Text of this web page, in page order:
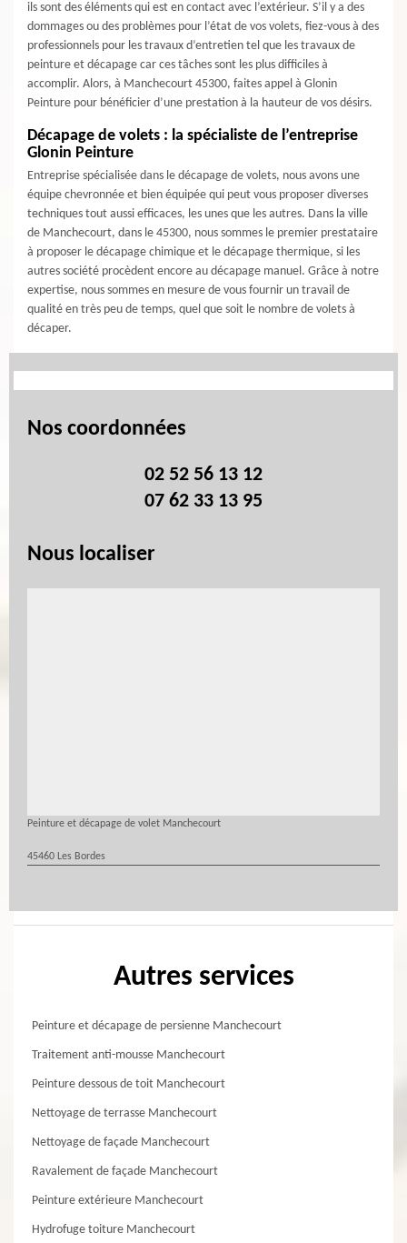
ils sont des éléments qui est en contact avec l’extérieur. S’il y a des
dommages ou des problèmes pour l’état de vos volets, fiez-vous à des
professionnels pour les travaux d’entretien tel que les travaux de
peinture et décapage car ces tâches sont les plus difficiles à
accomplir. Alors, à Manchecourt 45300, faites appel à Glonin
Peinture pour bénéficier d’une prestation à la hauteur de vos désirs.
Décapage de volets : la spécialiste de l’entreprise
Glonin Peinture
Entreprise spécialisée dans le décapage de volets, nous avons une
équipe chevronnée et bien équipée qui peut vous proposer diverses
techniques tout aussi efficaces, les unes que les autres. Dans la ville
de Manchecourt, dans le 45300, nous sommes le premier prestataire
à proposer le décapage chimique et le décapage thermique, si les
autres société procèdent encore au décapage manuel. Grâce à notre
expertise, nous sommes en mesure de vous fournir un travail de
qualité en très peu de temps, quel que soit le nombre de volets à
décaper.
Nos coordonnées
02 52 56 13 12
07 62 33 13 95
Nous localiser
Peinture et décapage de volet Manchecourt
45460 Les Bordes
Autres services
Peinture et décapage de persienne Manchecourt
Traitement anti-mousse Manchecourt
Peinture dessous de toit Manchecourt
Nettoyage de terrasse Manchecourt
Nettoyage de façade Manchecourt
Ravalement de façade Manchecourt
Peinture extérieure Manchecourt
Hydrofuge toiture Manchecourt